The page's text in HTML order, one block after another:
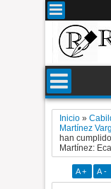
Inicio »
Martínez
han
Martínez:
A + A -